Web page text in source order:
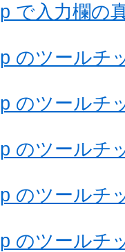
で入力欄の
のツールチ
のツールチ
のツールチ
のツールチ
のツールチ